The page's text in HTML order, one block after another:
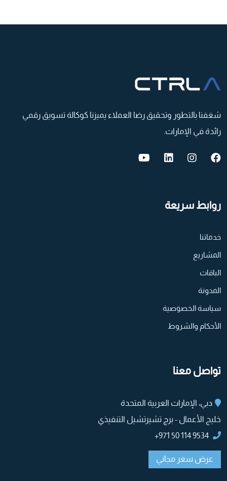
شغفنا بالتطور وتحقيق رضا العملاء یمیزنا كوكالة تسویق رقمي
رائدة في الإمارات.
روابط سريعة
خدماتنا
المشاريع
الباقات
المدونة
سياسة الخصوصية
الأحكام والشروط
تواصل معنا
دبي، الإمارات العربية المتحدة
خليج الأعمال - برج تشيرتشيل التنفيذي
9534 114 50 971+
عرض سعر مجاني